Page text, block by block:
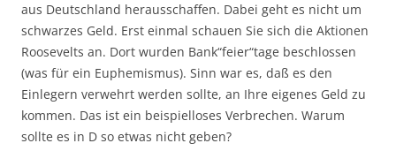
aus Deutschland herausschaffen. Dabei geht es nicht um
schwarzes Geld. Erst einmal schauen Sie sich die Aktionen
Roosevelts an. Dort wurden Bank“feier“tage beschlossen
(was für ein Euphemismus). Sinn war es, daß es den
Einlegern verwehrt werden sollte, an Ihre eigenes Geld zu
kommen. Das ist ein beispielloses Verbrechen. Warum
sollte es in D so etwas nicht geben?